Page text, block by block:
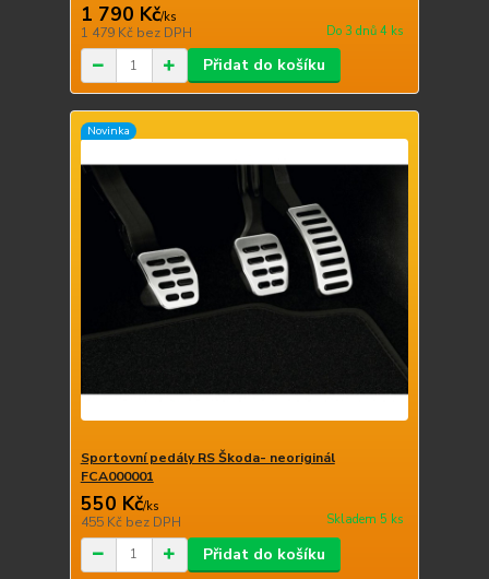
1 790 Kč/ks
1 479 Kč bez DPH Do 3 dnů 4 ks
Přidat do košíku
Novinka
Sportovní pedály RS Škoda- neoriginál
FCA000001
550 Kč/ks
455 Kč bez DPH Skladem 5 ks
Přidat do košíku